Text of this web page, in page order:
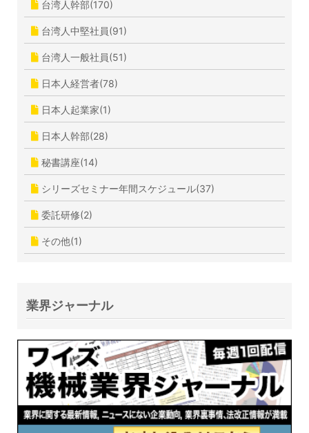
台湾人幹部(170)
台湾人中堅社員(91)
台湾人一般社員(51)
日本人経営者(78)
日本人起業家(1)
日本人幹部(28)
秘書講座(14)
シリーズセミナー年間スケジュール(37)
委託研修(2)
その他(1)
業界ジャーナル